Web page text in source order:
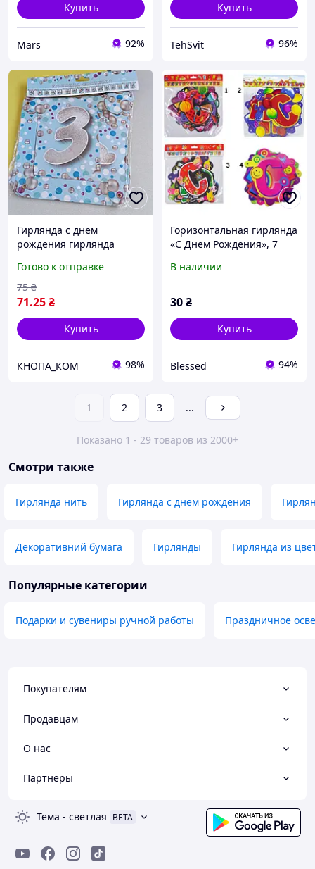
Купить
Mars 92%
Купить
TehSvit 96%
Гирлянда с днем
рождения гирлянда
рождения, растяжка день
рождения
Готово к отправке
71.25₴
75 ₴
Купить
КНОПА_КОМ 98%
Горизонтальная гирлянда
«С Днем Рождения», 7
В наличии
30₴
Купить
Blessed 94%
1 2 3 ...
Показано 1 - 29 товаров из 2000+
Смотри также
Гирлянда нить Гирлянда с днем рождения
Декоративний бумага Гирлянды Гирлянда из
Популярные категории
Подарки и сувениры ручной работы Праздничное
Покупателям
Продавцам
О нас
Партнеры
Тема - светлая BETA